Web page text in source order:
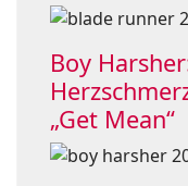
Boy
„Get Mean“